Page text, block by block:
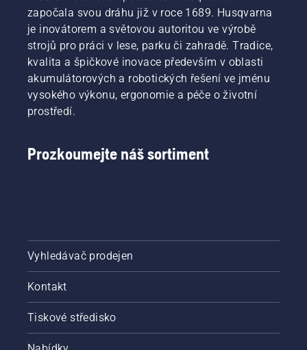
zastavení
motoru
deaktivujte
sytič
a znovu
zatáhněte
za
startovací
motor
Při
dodržení
postupu
pro vás
nastartování
křovinořezu
započala svou dráhu již v roce 1689. Husqvarna
je inovátorem a světovou autoritou ve výrobě
strojů pro práci v lese, parku či zahradě. Tradice,
kvalita a špičkové inovace především v oblasti
akumulátorových a robotických řešení ve jménu
vysokého výkonu, ergonomie a péče o životní
prostředí.
Prozkoumejte náš sortiment
Vyhledávač prodejen
Kontakt
Tiskové středisko